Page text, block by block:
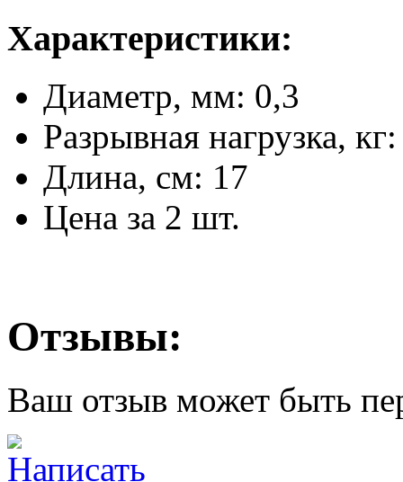
Характеристики:
Диаметр, мм: 0,3
Разрывная нагрузка,
Длина, см: 17
Цена за 2 шт.
Отзывы:
Ваш отзыв может быть